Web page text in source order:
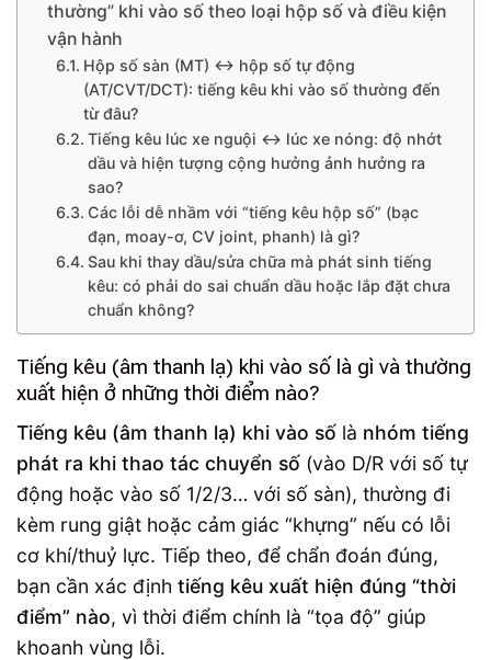
thường” khi vào số theo loại hộp số và điều kiện
vận hành
Hộp số sàn (MT) ↔ hộp số tự động
(AT/CVT/DCT): tiếng kêu khi vào số thường đến
từ đâu?
Tiếng kêu lúc xe nguội ↔ lúc xe nóng: độ nhớt
dầu và hiện tượng cộng hưởng ảnh hưởng ra
sao?
Các lỗi dễ nhầm với “tiếng kêu hộp số” (bạc
đạn, moay-ơ, CV joint, phanh) là gì?
Sau khi thay dầu/sửa chữa mà phát sinh tiếng
kêu: có phải do sai chuẩn dầu hoặc lắp đặt chưa
chuẩn không?
Tiếng kêu (âm thanh lạ) khi vào số là gì và thường
xuất hiện ở những thời điểm nào?
Tiếng kêu (âm thanh lạ) khi vào số là nhóm tiếng
phát ra khi thao tác chuyển số (vào D/R với số tự
động hoặc vào số 1/2/3… với số sàn), thường đi
kèm rung giật hoặc cảm giác “khựng” nếu có lỗi
cơ khí/thuỷ lực. Tiếp theo, để chẩn đoán đúng,
bạn cần xác định tiếng kêu xuất hiện đúng “thời
điểm” nào, vì thời điểm chính là “tọa độ” giúp
khoanh vùng lỗi.